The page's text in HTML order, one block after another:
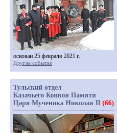
основан 25 февраля 2021 г.
Другие события
Тульский отдел
Казачьего Конвоя Памяти
Царя Мученика Николая II (66)